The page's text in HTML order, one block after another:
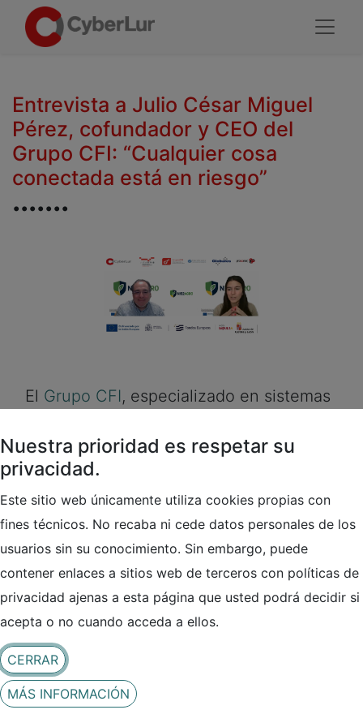
Entrevista a Julio César Miguel
Pérez, cofundador y CEO del
Grupo CFI: “Cualquier cosa
conectada está en riesgo”
.......
El Grupo CFI, especializado en sistemas
privacidad de la información, es uno de
los socios participantes en el
ciberseguridad en el sector
agroalimentario de Castilla y León
facilitando el cumplimiento de la
Directiva NIS2.
En esta entrevista, su cofundador y CEO,
Julio César Miguel Pérez
qué la ciberseguridad es un elemento
clave para el sector agroalimentario,
Nuestra prioridad es respetar su
privacidad.
Este sitio web únicamente utiliza cookies propias con
fines técnicos. No recaba ni cede datos personales de los
usuarios sin su conocimiento. Sin embargo, puede
contener enlaces a sitios web de terceros con políticas de
privacidad ajenas a esta página que usted podrá decidir si
acepta o no cuando acceda a ellos.
CERRAR
MÁS INFORMACIÓN